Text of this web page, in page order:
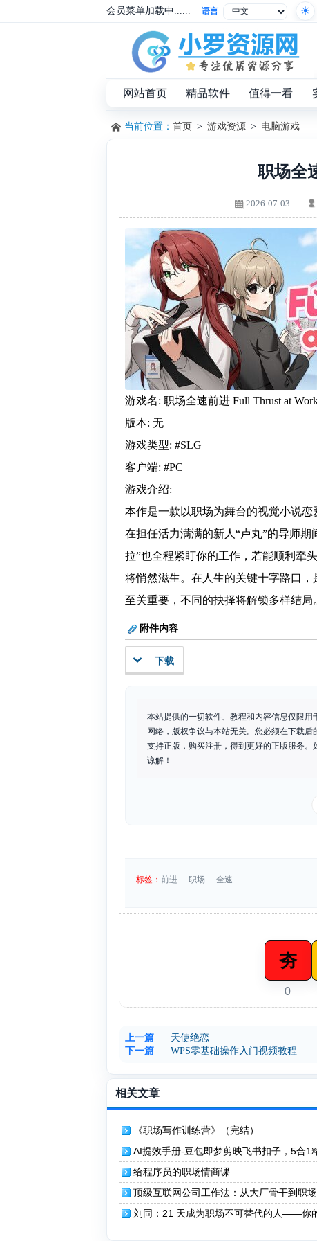
会员菜单加载中...... 语言
网站首页 精品软件 值得一看
当前位置： 首页 > 游戏资源 > 电脑游戏
职场全
2026-07-03
游戏名: 职场全速前进 Full Thrust at
版本: 无
游戏类型: #SLG
客户端: #PC
游戏介绍:
本作是一款以职场为舞台的视觉小说
在担任活力满满的新人“卢丸”的导师
拉”也全程紧盯你的工作，若能顺利牵
将悄然滋生。在人生的关键十字路口
至关重要，不同的抉择将解锁多样结局
附件内容
下载
本站提供的一切软件、教程和内容信息仅限
网络，版权争议与本站无关。您必须在下载
支持正版，购买注册，得到更好的正版服务。
谅解！
标签： 前进 职场 全速
夯
0
上一篇
天使绝恋
下一篇
WPS零基础操作入门视频教程
相关文章
《职场写作训练营》（完结）
AI提效手册-豆包即梦剪映飞书扣子，5合1
实操指南，30+常见职场案例拿来即用
给程序员的职场情商课
顶级互联网公司工作法：从大厂骨干到职
英的认知进阶
刘同：21 天成为职场不可替代的人——你